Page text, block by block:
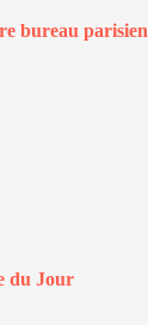
bureau parisien
du Jour